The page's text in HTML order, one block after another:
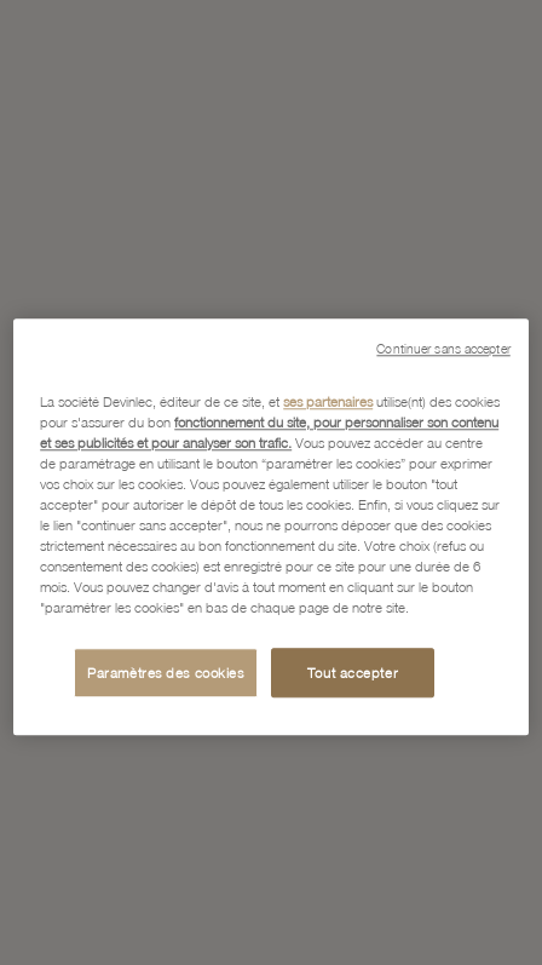
La société Devinlec, éditeur de ce site, etses partenairesutilise(nt) des cookies
pour s'assurer du bonfonctionnement du site, pour personnaliser son contenu
et ses publicités et pour analyser son trafic. Vous pouvez accéder au centre
de paramétrage en utilisant le bouton “paramétrer les cookies” pour exprimer
vos choix sur les cookies. Vous pouvez également utiliser le bouton "tout
accepter" pour autoriser le dépôt de tous les cookies. Enfin, si vous cliquez sur
le lien "continuer sans accepter", nous ne pourrons déposer que des cookies
strictement nécessaires au bon fonctionnement du site. Votre choix (refus ou
consentement des cookies) est enregistré pour ce site pour une durée de 6
mois. Vous pouvez changer d'avis à tout moment en cliquant sur le bouton
"paramétrer les cookies" en bas de chaque page de notre site.
Paramètres des cookies Tout accepter
Continuer sans accepter